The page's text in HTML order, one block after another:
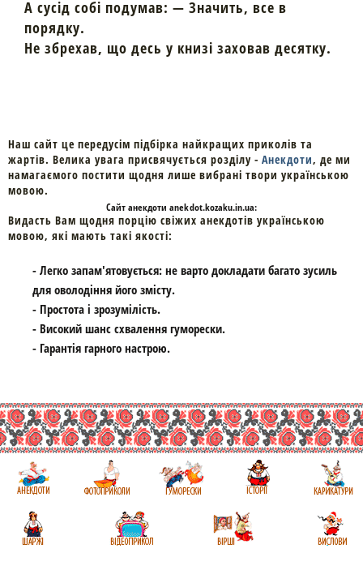
А сусід собі подумав: — Значить, все в
порядку.
Не збрехав, що десь у книзі заховав десятку.
Наш сайт це передусім підбірка найкращих приколів та
жартів. Велика увага присвячується розділу - Анекдоти, де ми
намагаємого постити щодня лише вибрані твори українською
мовою.
Cайтанекдоти anekdot.kozaku.in.ua:
Видасть Вам щодня порцію свіжих анекдотів українською
мовою, які мають такі якості:
- Легко запам'ятовується: не варто докладати багато зусиль
для оволодіння його змісту.
- Простота і зрозумілість.
- Високий шанс схвалення гуморески.
- Гарантія гарного настрою.